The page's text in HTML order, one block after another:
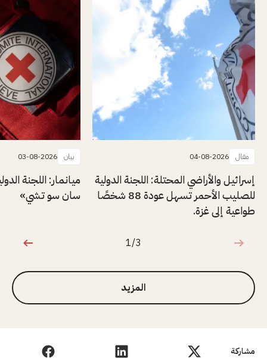
مشاركة
مقال 04-08-2026
إسرائيل والأراضي المحتلة: اللجنة الدولية
للصليب الأحمر تسهل عودة 88 شخصًا
طواعية إلى غزة.
بيان 03-08-2026
ميانمار: اللجنة
سان سو تشي»
1 من 3
1/3
المزيد